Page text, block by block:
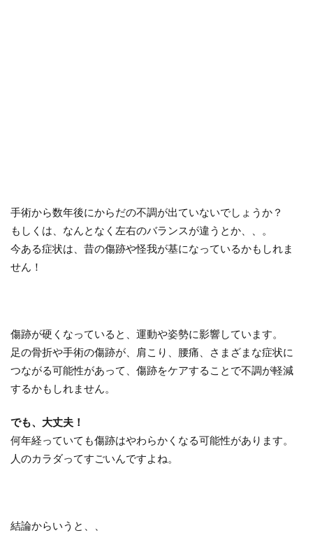
手術から数年後にからだの不調が出ていないでしょうか？
もしくは、なんとなく左右のバランスが違うとか、、。
今ある症状は、昔の傷跡や怪我が基になっているかもしれま
せん！
傷跡が硬くなっていると、運動や姿勢に影響しています。
足の骨折や手術の傷跡が、肩こり、腰痛、さまざまな症状に
つながる可能性があって、傷跡をケアすることで不調が軽減
するかもしれません。
でも、大丈夫！
何年経っていても傷跡はやわらかくなる可能性があります。
人のカラダってすごいんですよね。
結論からいうと、、